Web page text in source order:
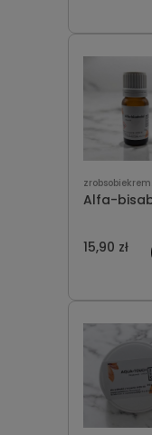
Alfa-
15,90 zł